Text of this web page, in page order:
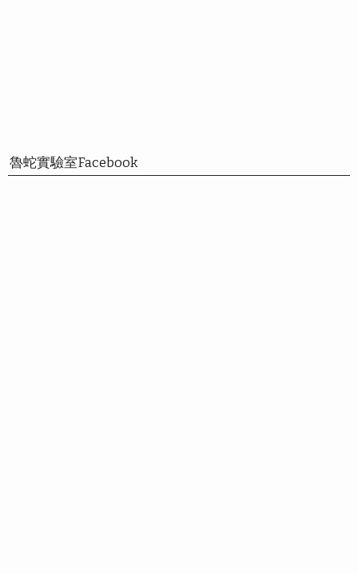
魯蛇實驗室Facebook